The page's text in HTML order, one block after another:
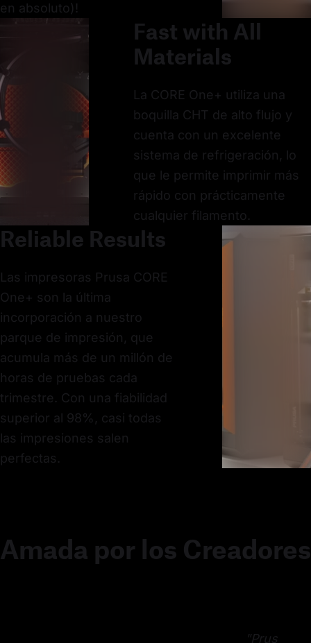
en absoluto)!
Fast with All
Materials
La CORE One+ utiliza una
boquilla CHT de alto flujo y
cuenta con un excelente
sistema de refrigeración, lo
que le permite imprimir más
rápido con prácticamente
cualquier filamento.
Reliable Results
Las impresoras Prusa CORE
One+ son la última
incorporación a nuestro
parque de impresión, que
acumula más de un millón de
horas de pruebas cada
trimestre. Con una fiabilidad
superior al 98%, casi todas
las impresiones salen
perfectas.
Amada por los Creadores
"Prus